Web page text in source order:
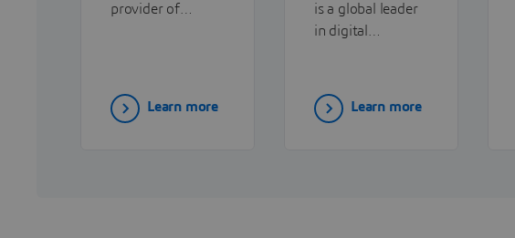
provider of
delivering
advanced 3D
Learn more
is a global leader
in digital
end IT solutions—
including
Learn more